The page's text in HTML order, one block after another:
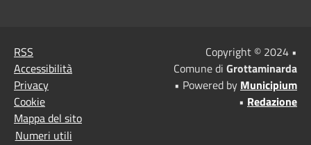
RSS
Accessibilità
Privacy
Cookie
Mappa del sito
Numeri utili
Copyright © 2024 •
Comune di Grottaminarda
• Powered by Municipium
• Redazione